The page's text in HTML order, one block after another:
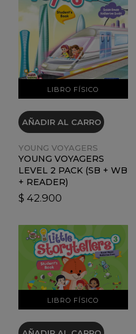
LIBRO FÍSICO
VER DETALLES
AÑADIR AL CARRO
YOUNG VOYAGERS
YOUNG VOYAGERS
LEVEL 2 PACK (SB + WB
+ READER)
$ 42.900
LIBRO FÍSICO
VER DETALLES